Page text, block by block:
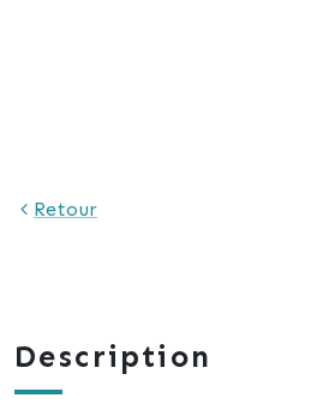
Retour
Description